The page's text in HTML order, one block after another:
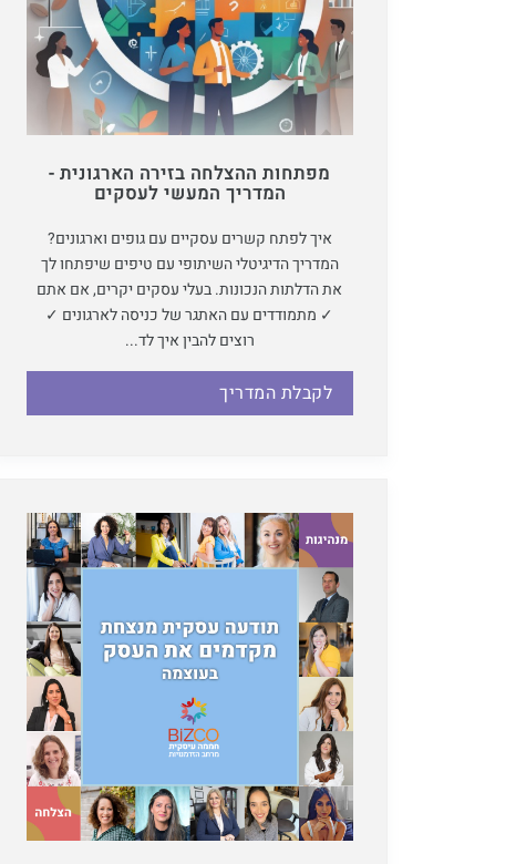
מפתחות ההצלחה בזירה הארגונית -
המדריך המעשי לעסקים
איך לפתח קשרים עסקיים עם גופים וארגונים?
המדריך הדיגיטלי השיתופי עם טיפים שיפתחו לך
את הדלתות הנכונות. בעלי עסקים יקרים, אם אתם
✓ מתמודדים עם האתגר של כניסה לארגונים ✓
רוצים להבין איך לד...
לקבלת המדריך